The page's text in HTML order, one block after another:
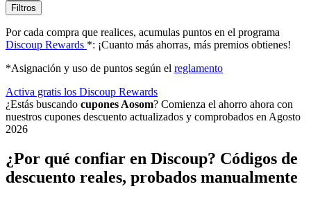
Filtros
Por cada compra que realices, acumulas puntos en el programa
Discoup Rewards *: ¡Cuanto más ahorras, más premios obtienes!
*Asignación y uso de puntos según el reglamento
Activa gratis los Discoup Rewards
¿Estás buscando cupones Aosom? Comienza el ahorro ahora con
nuestros cupones descuento actualizados y comprobados en Agosto
2026
¿Por qué confiar en Discoup? Códigos de
descuento reales, probados manualmente